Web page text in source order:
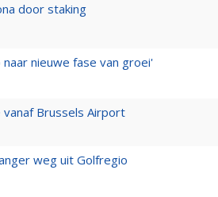
door staking
nieuwe fase van groei'
Brussels Airport
weg uit Golfregio